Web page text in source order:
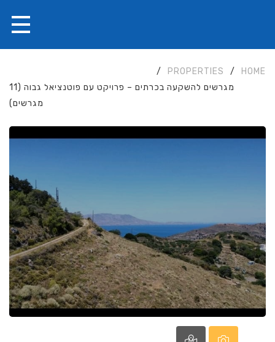
HOME
/
PROPERTIES
/
מגרשים להשקעה בכרתים – פרויקט עם פוטנציאל גבוה (11
מגרשים)